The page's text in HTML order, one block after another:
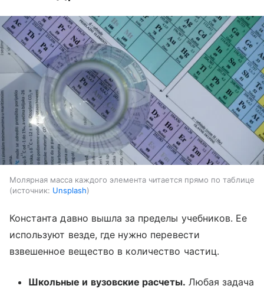
Молярная масса каждого элемента читается прямо по таблице
источник: Unsplash
Константа давно вышла за пределы учебников. Ее
используют везде, где нужно перевести
взвешенное вещество в количество частиц.
Школьные и вузовские расчеты. Любая задача